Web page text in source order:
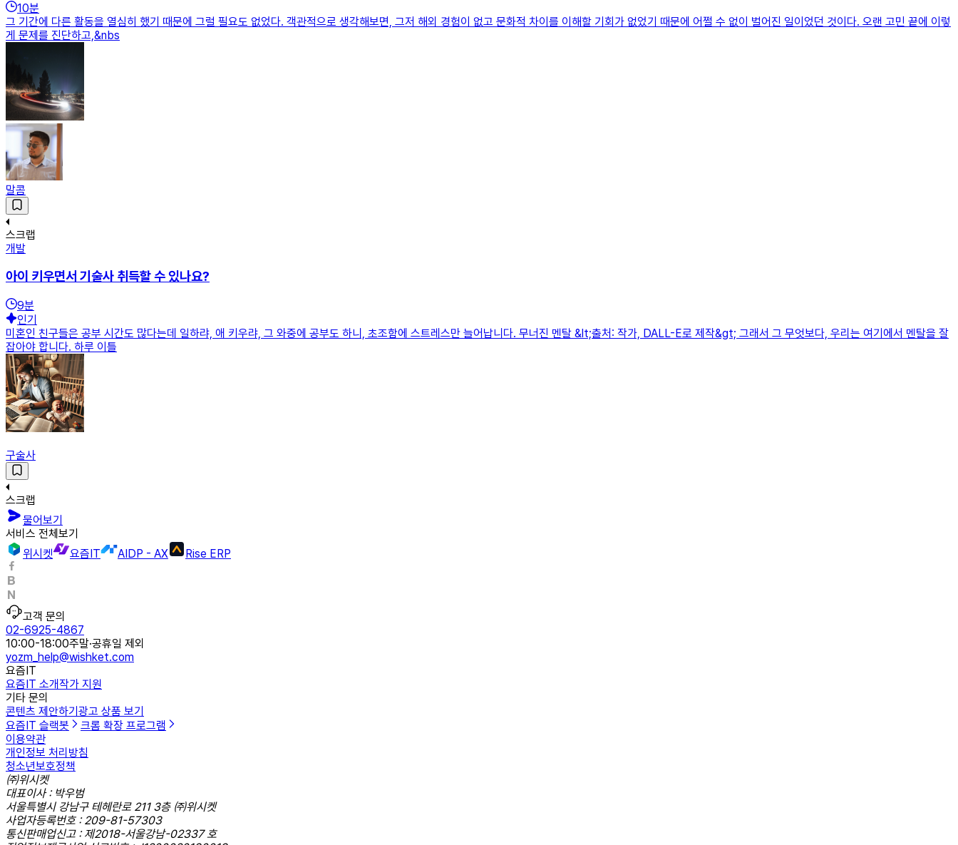
10분
그 기간에 다른 활동을 열심히 했기 때문에 그럴 필요도 없었다. 객관적으로 생각해보면, 그저 해외 경험이 없고 문화적 차이를 이해할 기회가 없었기 때문에 어쩔 수 없이 벌어진 일이었던 것이다. 오랜 고민 끝에 이렇
게 문제를 진단하고,&nbs
말콤
스크랩
개발
아이 키우면서 기술사 취득할 수 있나요?
9분
인기
미혼인 친구들은 공부 시간도 많다는데 일하랴, 애 키우랴, 그 와중에 공부도 하니, 초조함에 스트레스만 늘어납니다. 무너진 멘탈 &lt;출처: 작가, DALL-E로 제작&gt; 그래서 그 무엇보다, 우리는 여기에서 멘탈을 잘
잡아야 합니다. 하루 이틀
구술사
스크랩
물어보기
서비스 전체보기
위시켓
요즘IT AIDP - AX Rise ERP
고객 문의
02-6925-4867
10:00-18:00주말·공휴일 제외
yozm_help@wishket.com
요즘IT
요즘IT 소개작가 지원
기타 문의
콘텐츠 제안하기 광고 상품 보기
요즘IT 슬랙봇
크롬 확장 프로그램
이용약관
개인정보 처리방침
청소년보호정책
㈜위시켓
대표이사 : 박우범
서울특별시 강남구 테헤란로 211 3층 ㈜위시켓
사업자등록번호 : 209-81-57303
통신판매업신고 : 제2018-서울강남-02337 호